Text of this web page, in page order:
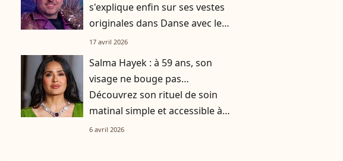
s'explique enfin sur ses vestes
originales dans Danse avec les
stars
17 avril 2026
Salma Hayek : à 59 ans, son
visage ne bouge pas…
Découvrez son rituel de soin
matinal simple et accessible à
tous
6 avril 2026